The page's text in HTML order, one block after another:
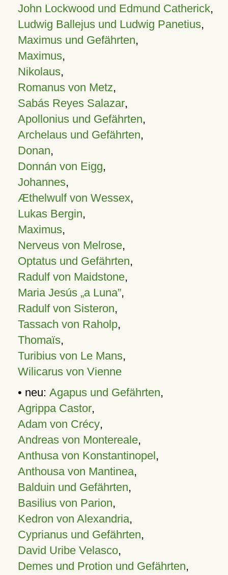
John Lockwood und Edmund Catherick,
Ludwig Ballejus und Ludwig Panetius,
Maximus und Gefährten,
Maximus,
Nikolaus,
Romanus von Metz,
Sabás Reyes Salazar,
Apollonius und Gefährten,
Archelaus und Gefährten,
Donan,
Donnán von Eigg,
Johannes,
Æthelwulf von Wessex,
Lukas Bergin,
Maximus,
Nerveus von Melrose,
Optatus und Gefährten,
Radulf von Maidstone,
Maria Jesús „a Luna”,
Radulf von Sisteron,
Tassach von Raholp,
Thomaïs,
Turibius von Le Mans,
Wilicarus von Vienne
• neu: Agapus und Gefährten,
Agrippa Castor,
Adam von Crécy,
Andreas von Montereale,
Anthusa von Konstantinopel,
Anthousa von Mantinea,
Balduin und Gefährten,
Basilius von Parion,
Kedron von Alexandria,
Cyprianus und Gefährten,
David Uribe Velasco,
Demes und Protion und Gefährten,